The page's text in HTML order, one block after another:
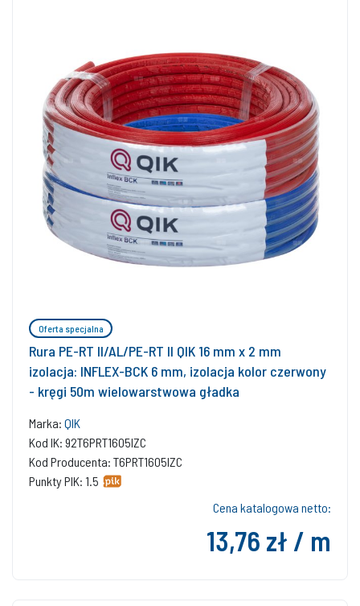
Oferta specjalna
Rura PE-RT II/AL/PE-RT II QIK 16 mm x 2 mm
izolacja: INFLEX-BCK 6 mm, izolacja kolor czerwony
- kręgi 50m wielowarstwowa gładka
Marka: QIK
Kod IK: 92T6PRT1605IZC
Kod Producenta: T6PRT1605IZC
Punkty PIK: 1.5
Cena katalogowa netto:
13,76 zł / m